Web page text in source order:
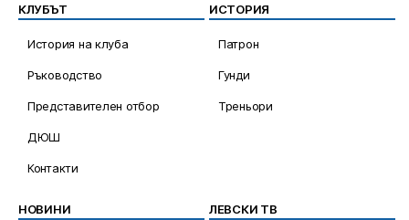
КЛУБЪТ
История на клуба
Ръководство
Представителен отбор
ДЮШ
Контакти
ИСТОРИЯ
Патрон
Гунди
Треньори
НОВИНИ ЛЕВСКИ ТВ